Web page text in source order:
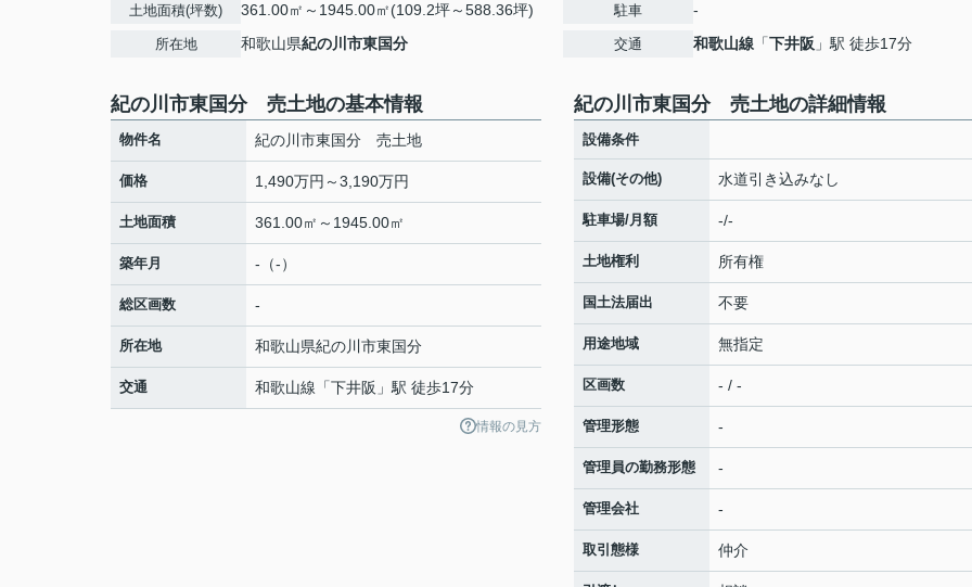
土地面積(坪数) 361.00㎡～1945.00㎡(109.2坪～588.36坪)
所在地 和歌山県紀の川市東国分
駐車 -
交通 和歌山線 「下井阪 」駅 徒歩17分
紀の川市東国分 売土地の基本情報
物件名 紀の川市東国分 売土地
価格 1,490万円～3,190万円
土地面積 361.00㎡～1945.00㎡
築年月 -（-）
総区画数 -
所在地 和歌山県紀の川市東国分
交通 和歌山線 「下井阪 」駅 徒歩17分
情報の見方
紀の川市東国分 売土地の詳細情報
設備条件
設備(その他) 水道引き込みなし
駐車場/月額 -/-
土地権利 所有権
国土法届出 不要
用途地域 無指定
区画数 - / -
管理形態 -
管理員の勤務形態 -
管理会社 -
取引態様 仲介